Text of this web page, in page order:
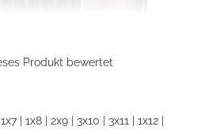
Produkt bewertet
| 1x8 | 2x9 | 3x10 | 3x11 | 1x12 |